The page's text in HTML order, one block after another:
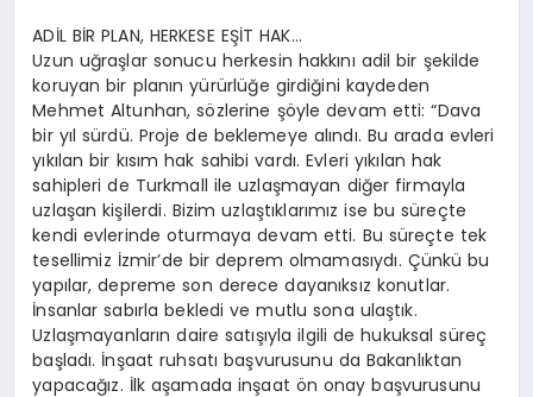
ADİL BİR PLAN, HERKESE EŞİT HAK…
Uzun uğraşlar sonucu herkesin hakkını adil bir şekilde
koruyan bir planın yürürlüğe girdiğini kaydeden
Mehmet Altunhan, sözlerine şöyle devam etti: “Dava
bir yıl sürdü. Proje de beklemeye alındı. Bu arada evleri
yıkılan bir kısım hak sahibi vardı. Evleri yıkılan hak
sahipleri de Turkmall ile uzlaşmayan diğer firmayla
uzlaşan kişilerdi. Bizim uzlaştıklarımız ise bu süreçte
kendi evlerinde oturmaya devam etti. Bu süreçte tek
tesellimiz İzmir’de bir deprem olmamasıydı. Çünkü bu
yapılar, depreme son derece dayanıksız konutlar.
İnsanlar sabırla bekledi ve mutlu sona ulaştık.
Uzlaşmayanların daire satışıyla ilgili de hukuksal süreç
başladı. İnşaat ruhsatı başvurusunu da Bakanlıktan
yapacağız. İlk aşamada inşaat ön onay başvurusunu